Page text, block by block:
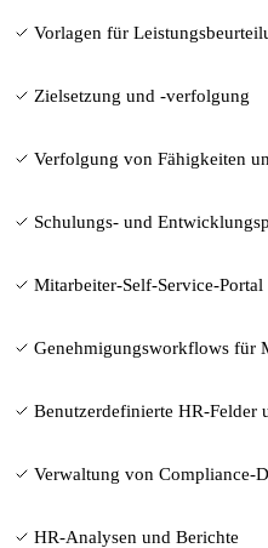
Vorlagen für
Zielsetzung und -verfolgung
Verfolgung von Fähigkeiten
Schulungs- und
Mitarbeiter-Self-Service-Portal
Genehmigungsworkflows für
Benutzerdefinierte HR-Felder
Verwaltung von Compliance-
HR-Analysen und Berichte